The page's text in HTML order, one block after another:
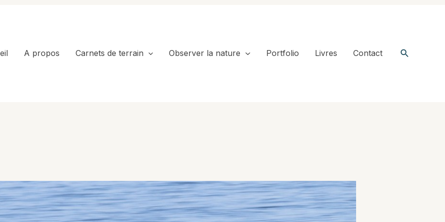
A propos Carnets de terrain Observer la nature Portfolio Livres Contact